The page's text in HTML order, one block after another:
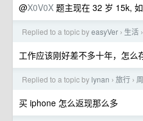
@X0V0X 题主现在 32 岁 15k,
Replied to a topic byeasyVer › 生活 ›
工作应该刚好差不多十年，怎么
Replied to a topic by lynan › 旅行 ›
买 iphone 怎么返现那么多